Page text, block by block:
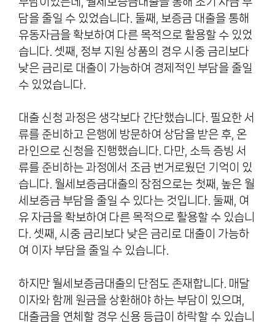
담을 줄일 수 있었습니다. 둘째, 보증금 대출을 통해
유동자금을 확보하여 다른 목적으로 활용할 수 있었
습니다. 셋째, 정부 지원 상품의 경우 시중 금리보다
낮은 금리로 대출이 가능하여 경제적인 부담을 줄일
수 있었습니다.
대출 신청 과정은 생각보다 간단했습니다. 필요한 서
류를 준비하고 은행에 방문하여 상담을 받은 후, 온
라인으로 신청을 진행했습니다. 다만, 소득 증빙 서
류를 준비하는 과정에서 조금 번거로웠던 기억이 있
습니다. 월세보증금대출의 장점으로는 첫째, 높은 월
세보증금 부담을 줄일 수 있다는 것입니다. 둘째, 여
유 자금을 확보하여 다른 목적으로 활용할 수 있습니
다. 셋째, 시중 금리보다 낮은 금리로 대출이 가능하
여 이자 부담을 줄일 수 있습니다.
하지만 월세보증금대출의 단점도 존재합니다. 매달
이자와 함께 원금을 상환해야 하는 부담이 있으며,
대출금을 연체할 경우 신용 등급이 하락할 수 있습니